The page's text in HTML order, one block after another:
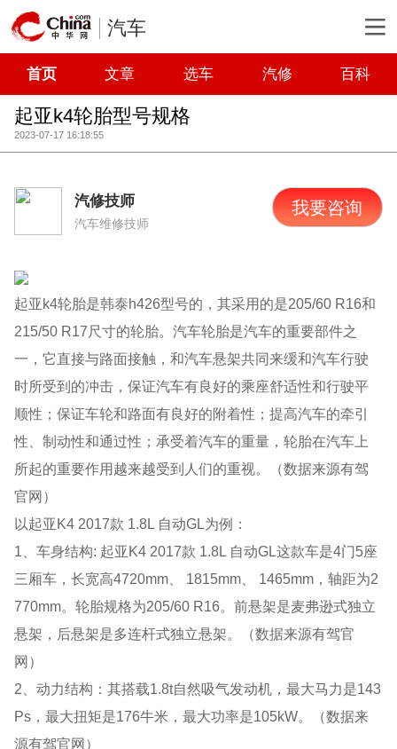
汽车
首页 文章 选车 汽修 百科
起亚k4轮胎型号规格
2023-07-17 16:18:55
汽修技师
汽车维修技师
我要咨询
起亚k4轮胎是韩泰h426型号的，其采用的是205/60 R16和
215/50 R17尺寸的轮胎。汽车轮胎是汽车的重要部件之
一，它直接与路面接触，和汽车悬架共同来缓和汽车行驶
时所受到的冲击，保证汽车有良好的乘座舒适性和行驶平
顺性；保证车轮和路面有良好的附着性；提高汽车的牵引
性、制动性和通过性；承受着汽车的重量，轮胎在汽车上
所起的重要作用越来越受到人们的重视。（数据来源有驾
官网）
以起亚K4 2017款 1.8L 自动GL为例：
1、车身结构: 起亚K4 2017款 1.8L 自动GL这款车是4门5座
三厢车，长宽高4720mm、 1815mm、 1465mm，轴距为2
770mm。轮胎规格为205/60 R16。前悬架是麦弗逊式独立
悬架，后悬架是多连杆式独立悬架。（数据来源有驾官
网）
2、动力结构：其搭载1.8t自然吸气发动机，最大马力是143
Ps，最大扭矩是176牛米，最大功率是105kW。（数据来
源有驾官网）